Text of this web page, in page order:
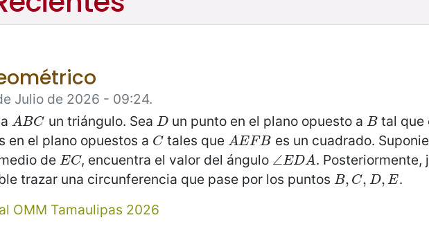
Julio de 2026 - 09:24.
A BC
ABC un triángulo. Sea D
Dun punto en el plano opuesto a B
Btal que
en el plano opuestos a C
C tales que A EFB
AEFB es un cuadrado.
de EC
EC , encuentra el valor del ángulo ∠ EDA
∠EDA . Posteriormente,
trazar una circunferencia que pase por los puntos B, C, D, E
B,C,D ,E
.
OMM Tamaulipas 2026